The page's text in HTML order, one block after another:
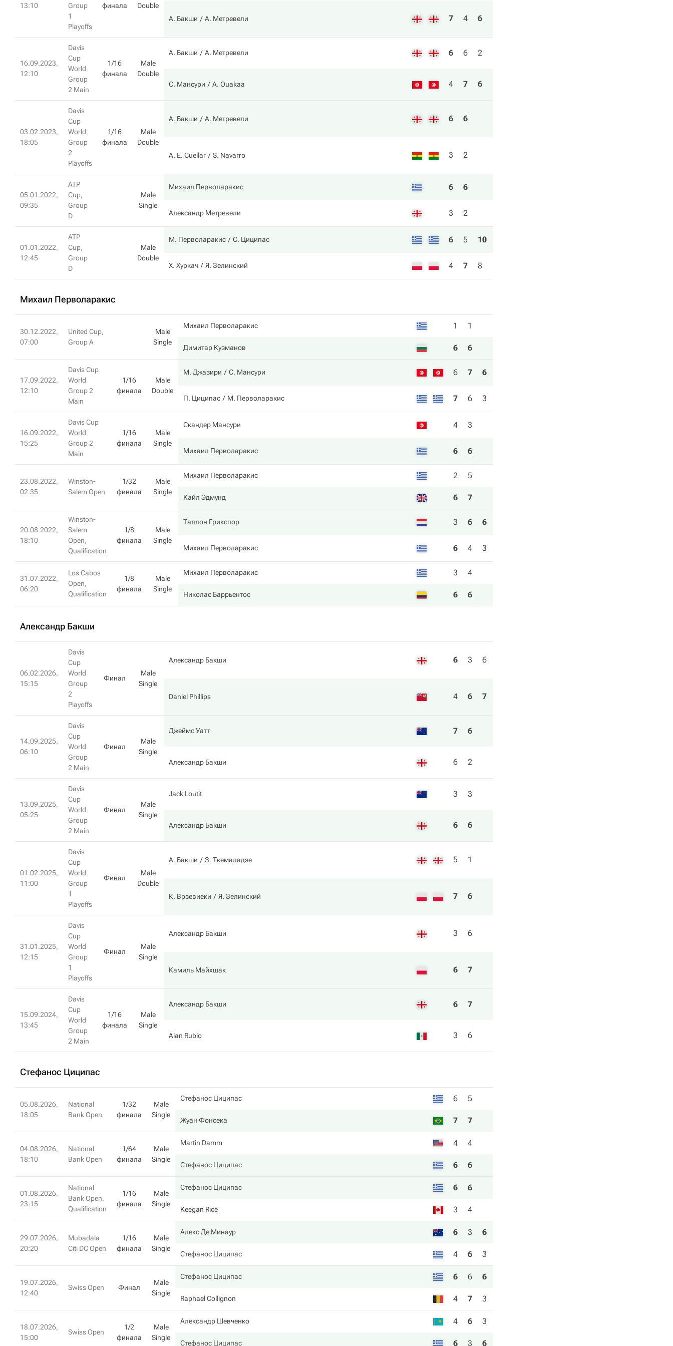
13:10
Group
1
Playoffs
финала
Double
А. Бакши А. Метревели 7 4 6
16.09.2023,
12:10
Davis
Cup
World
Group
2 Main
1/16
финала
Male
Double
А. Бакши А. Метревели 6 6 2
С. Мансури A. Ouakaa 4 7 6
03.02.2023,
18:05
Davis
Cup
World
Group
2
Playoffs
1/16
финала
Male
Double
А. Бакши А. Метревели 6 6
A. E. Cuellar S. Navarro 3 2
05.01.2022,
09:35
ATP
Cup,
Group
D
Male
Single
Михаил Перволаракис 6 6
Александр Метревели 3 2
01.01.2022,
12:45
ATP
Cup,
Group
D
Male
Double
М. Перволаракис С. Циципас 6 5 10
Х. Хуркач Я. Зелинский 4 7 8
Михаил Перволаракис
30.12.2022,
07:00
United Cup,
Group A
Male
Single
Михаил Перволаракис 1 1
Димитар Кузманов 6 6
17.09.2022,
12:10
Davis Cup
World
Group 2
Main
1/16
финала
Male
Double
М. Джазири С. Мансури 6 7 6
П. Циципас М. Перволаракис 7 6 3
16.09.2022,
15:25
Davis Cup
World
Group 2
Main
1/16
финала
Male
Single
Скандер Мансури 4 3
Михаил Перволаракис 6 6
23.08.2022,
02:35
Winston-
Salem Open
1/32
финала
Male
Single
Михаил Перволаракис 2 5
Кайл Эдмунд 6 7
20.08.2022,
18:10
Winston-
Salem
Open,
Qualification
1/8
финала
Male
Single
Таллон Грикспор 3 6 6
Михаил Перволаракис 6 4 3
31.07.2022,
06:20
Los Cabos
Open,
Qualification
1/8
финала
Male
Single
Михаил Перволаракис 3 4
Николас Баррьентос 6 6
Александр Бакши
06.02.2026,
15:15
Davis
Cup
World
Group
2
Playoffs
Финал
Male
Single
Александр Бакши 6 3 6
Daniel Phillips 4 6 7
14.09.2025,
06:10
Davis
Cup
World
Group
2 Main
Финал
Male
Single
Джеймс Уатт 7 6
Александр Бакши 6 2
13.09.2025,
05:25
Davis
Cup
World
Group
2 Main
Финал
Male
Single
Jack Loutit 3 3
Александр Бакши 6 6
01.02.2025,
11:00
Davis
Cup
World
Group
1
Playoffs
Финал
Male
Double
А. Бакши З. Ткемаладзе 5 1
К. Врзевиеки Я. Зелинский 7 6
31.01.2025,
12:15
Davis
Cup
World
Group
1
Playoffs
Финал
Male
Single
Александр Бакши 3 6
Камиль Майхшак 6 7
15.09.2024,
13:45
Davis
Cup
World
Group
2 Main
1/16
финала
Male
Single
Александр Бакши 6 7
Alan Rubio 3 6
Стефанос Циципас
05.08.2026,
18:05
National
Bank Open
1/32
финала
Male
Single
Стефанос Циципас 6 5
Жуан Фонсека 7 7
04.08.2026,
18:10
National
Bank Open
1/64
финала
Male
Single
Martin Damm 4 4
Стефанос Циципас 6 6
01.08.2026,
23:15
National
Bank Open,
Qualification
1/16
финала
Male
Single
Стефанос Циципас 6 6
Keegan Rice 3 4
29.07.2026,
20:20
Mubadala
Citi DC Open
1/16
финала
Male
Single
Алекс Де Минаур 6 3 6
Стефанос Циципас 4 6 3
19.07.2026,
12:40
Swiss Open Финал
Male
Single
Стефанос Циципас 6 6 6
Raphael Collignon 4 7 3
18.07.2026,
15:00
Swiss Open
1/2
финала
Male
Single
Александр Шевченко 4 6 3
Стефанос Циципас 6 3 6